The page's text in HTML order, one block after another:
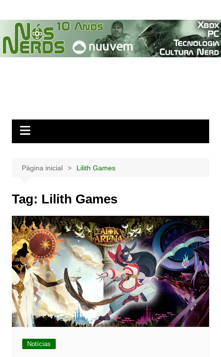
para
conteúdo
Página inicial Lilith Games
Tag: Lilith Games
Notícias